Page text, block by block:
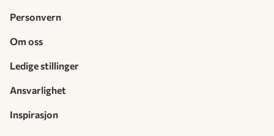
Personvern
Om oss
Ledige stillinger
Ansvarlighet
Inspirasjon